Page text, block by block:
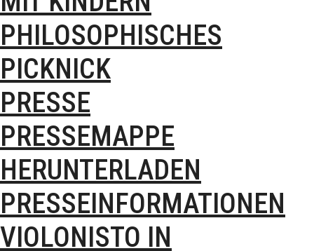
PHILOSOPHISCHES
PICKNICK
PRESSE
PRESSEMAPPE
HERUNTERLADEN
PRESSEINFORMATIONEN
VIOLONISTO IN